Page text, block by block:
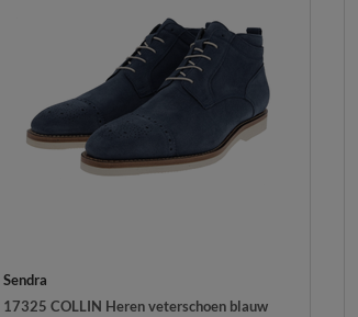
Sendra
17325 COLLIN Heren veterschoen blauw